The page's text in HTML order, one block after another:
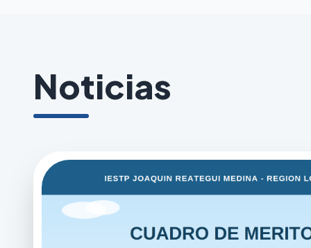
Noticias